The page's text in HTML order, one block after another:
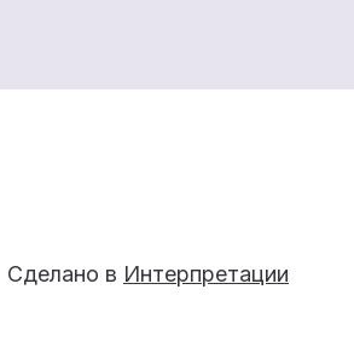
Сделано в Интерпретации